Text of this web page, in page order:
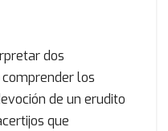
dos
los
de un erudito
que